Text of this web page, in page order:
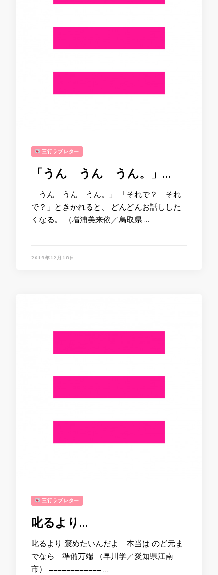
三行ラブレター
「うん うん うん。」…
「うん うん うん。」 「それで？ それ
で？」ときかれると、 どんどんお話しした
くなる。 （増浦美来依／鳥取県 …
2019年12月18日
三行ラブレター
叱るより…
叱るより 褒めたいんだよ 本当は のど元ま
でなら 準備万端 （早川学／愛知県江南
市） ≡≡≡≡≡≡≡≡≡≡≡≡ …